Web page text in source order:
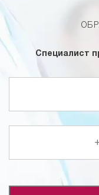
Специалист